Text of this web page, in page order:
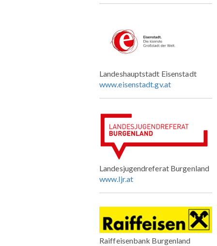
Landeshauptstadt Eisenstadt
www.eisenstadt.gv.at
Landesjugendreferat Burgenland
www.ljr.at
Raiffeisenbank Burgenland